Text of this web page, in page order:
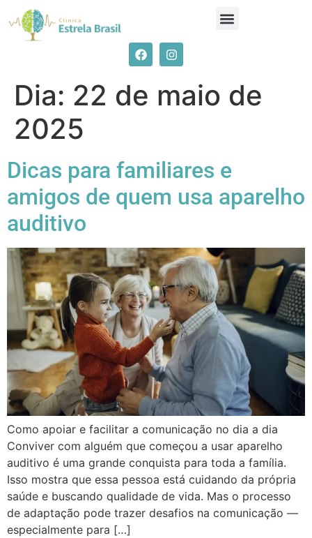
Dia: 22 de maio de
2025
Dicas para familiares e
amigos de quem usa aparelho
auditivo
Como apoiar e facilitar a comunicação no dia a dia
Conviver com alguém que começou a usar aparelho
auditivo é uma grande conquista para toda a família.
Isso mostra que essa pessoa está cuidando da própria
saúde e buscando qualidade de vida. Mas o processo
de adaptação pode trazer desafios na comunicação —
especialmente para […]